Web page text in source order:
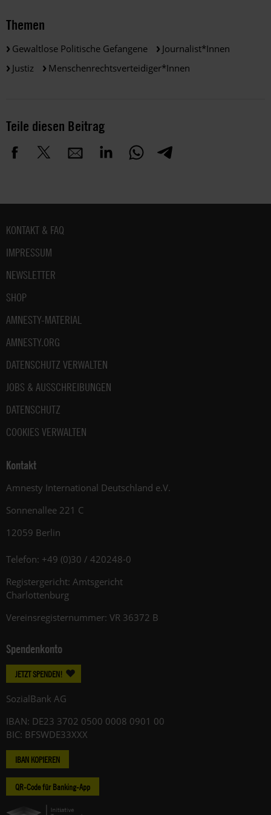
Themen
Gewaltlose Politische Gefangene
Journalist*innen
Justiz
Menschenrechtsverteidiger*innen
Teile diesen Beitrag
Fußbereich
KONTAKT & FAQ
IMPRESSUM
NEWSLETTER
SHOP
AMNESTY-MATERIAL
AMNESTY.ORG
DATENSCHUTZ VERWALTEN
JOBS & AUSSCHREIBUNGEN
DATENSCHUTZ
COOKIES VERWALTEN
Kontakt
Amnesty International Deutschland e.V.
Sonnenallee 221 C
12059 Berlin
Telefon: +49 (0)30 / 420248-0
Registergericht: Amtsgericht
Charlottenburg
Vereinsregisternummer: VR 36372 B
Spendenkonto
JETZT SPENDEN!
SozialBank AG
IBAN: DE23 3702 0500 0008 0901 00
BIC: BFSWDE33XXX
IBAN KOPIEREN
QR-Code für Banking-App